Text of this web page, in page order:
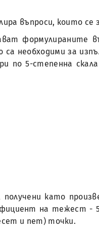
въпроси, които се
формулираните
необходими за
по 5-степенна
като
на тежест
и пет) точки.